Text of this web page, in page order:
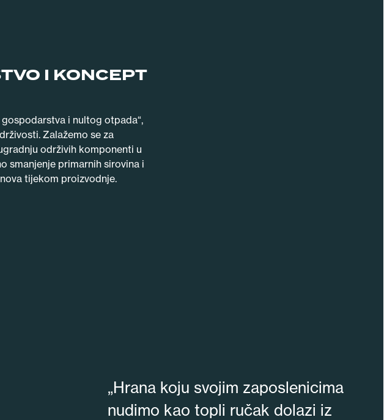
I KONCEPT
i nultog otpada“,
Zalažemo se za
održivih komponenti u
smanjenje primarnih sirovina i
tijekom proizvodnje.
„Hrana koju svojim zaposlenicima
nudimo kao topli ručak dolazi iz